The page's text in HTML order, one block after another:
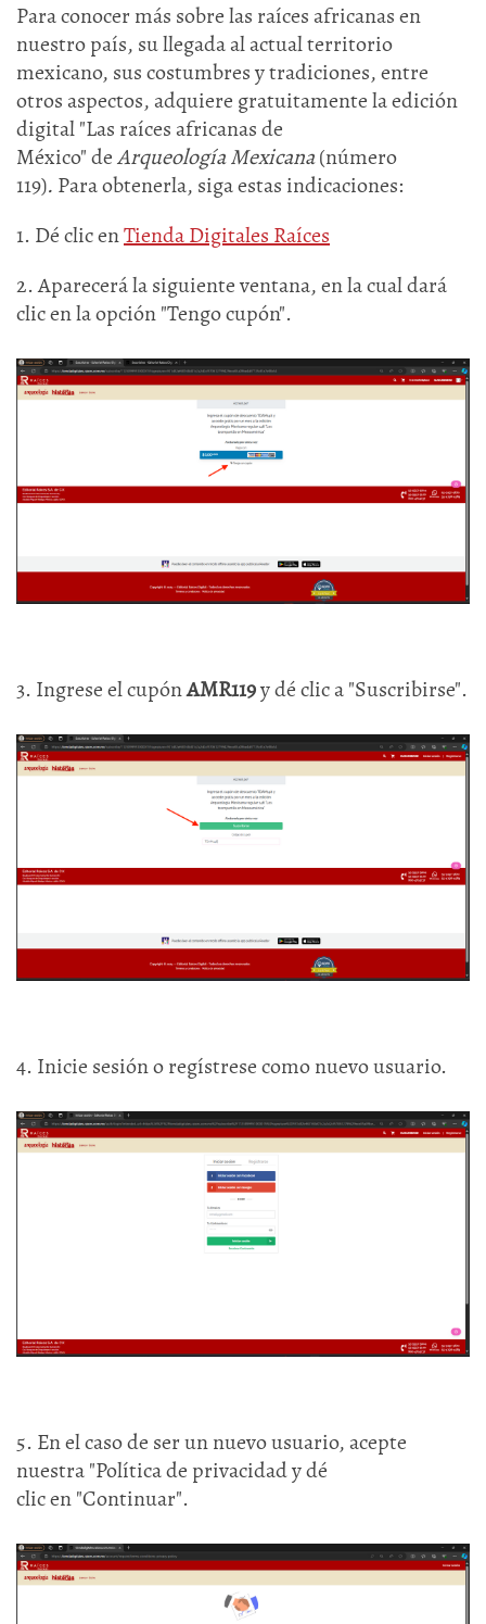
Para conocer más sobre las raíces africanas en
nuestro país, su llegada al actual territorio
mexicano, sus costumbres y tradiciones, entre
otros aspectos, adquiere gratuitamente la edición
digital"Las raíces africanas de
México"deArqueología Mexicana(número
119). Para obtenerla, siga estas indicaciones:
1. Dé clic enTienda Digitales Raíces
2. Aparecerá la siguiente ventana, en la cual dará
clic en la opción "Tengo cupón".
3. Ingrese el cupónAMR119y dé clic a "Suscribirse".
4. Inicie sesión o regístrese como nuevo usuario.
5. En el caso de ser un nuevo usuario, acepte
nuestra "Política de privacidad y dé
clic en "Continuar".